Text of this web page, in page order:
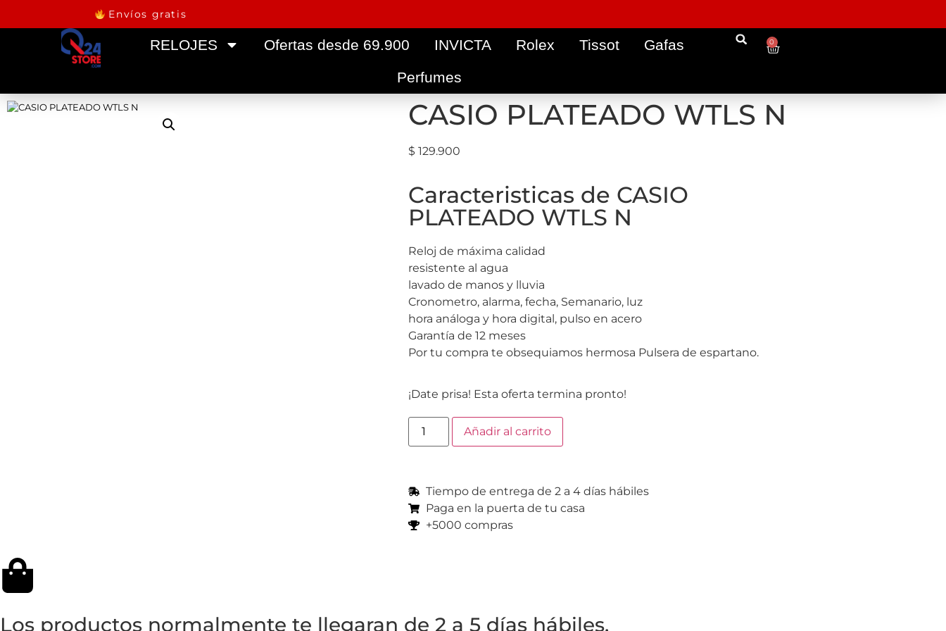
Envíos gratis
RELOJES Ofertas desde 69.900 INVICTA Rolex Tissot Gafas
Perfumes
0
CASIO PLATEADO WTLS N
$ 129.900
Caracteristicas de CASIO
PLATEADO WTLS N
Reloj de máxima calidad
resistente al agua
lavado de manos y lluvia
Cronometro, alarma, fecha, Semanario, luz
hora análoga y hora digital, pulso en acero
Garantía de 12 meses
Por tu compra te obsequiamos hermosa Pulsera de espartano.
¡Date prisa! Esta oferta termina pronto!
Añadir al carrito
Tiempo de entrega de 2 a 4 días hábiles
Paga en la puerta de tu casa
+5000 compras
Los productos normalmente te llegaran de 2 a 5 días hábiles.